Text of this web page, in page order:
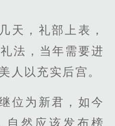
天，礼部上表，
法，当年需要进
人以充实后宫。
位为新君，如今
自然应该发布榜